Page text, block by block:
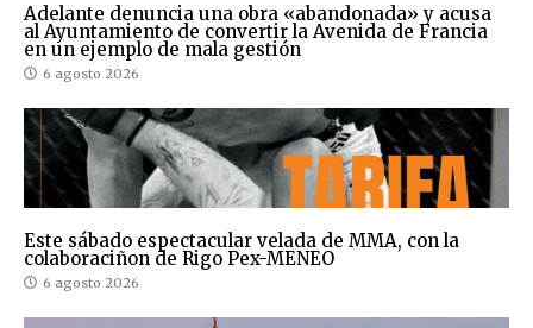
Adelante denuncia una obra «abandonada» y acusa
al Ayuntamiento de convertir la Avenida de Francia
en un ejemplo de mala gestión
6 agosto 2026
Este sábado espectacular velada de MMA, con la
colaboraciñon de Rigo Pex-MENEO
6 agosto 2026